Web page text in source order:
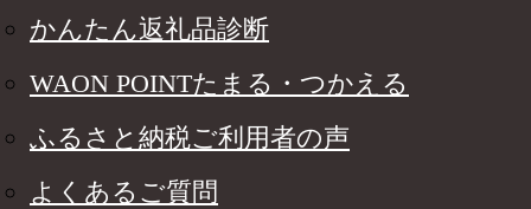
かんたん返礼品診断
WAON POINTたまる・つかえる
ふるさと納税ご利用者の声
よくあるご質問